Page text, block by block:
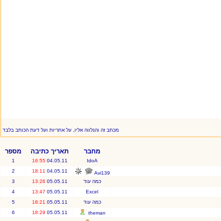
מכתב זה והנלווה אליו, על אחריות ועל דעת הכותב בלבד
מחבר תאריך כתיבה מספר
IdoA
04.05.11
16:55
1
Avi139
04.05.11
18:11
2
כמה עוד
05.05.11
13:26
3
Excel
05.05.11
13:47
4
כמה עוד
05.05.11
18:21
5
theman
05.05.11
18:29
6